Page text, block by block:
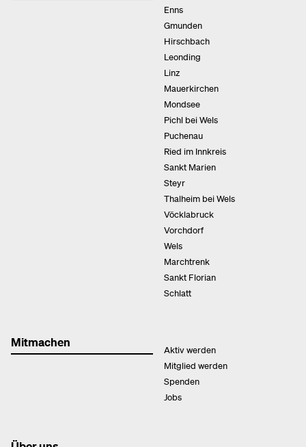
Enns
Gmunden
Hirschbach
Leonding
Linz
Mauerkirchen
Mondsee
Pichl bei Wels
Puchenau
Ried im Innkreis
Sankt Marien
Steyr
Thalheim bei Wels
Vöcklabruck
Vorchdorf
Wels
Marchtrenk
Sankt Florian
Schlatt
Mitmachen
Aktiv werden
Mitglied werden
Spenden
Jobs